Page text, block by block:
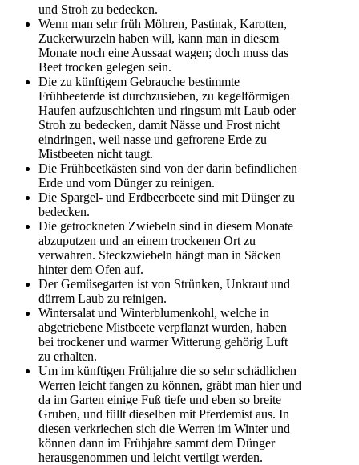
und Stroh zu bedecken.
Wenn man sehr früh Möhren, Pastinak, Karotten,
Zuckerwurzeln haben will, kann man in diesem
Monate noch eine Aussaat wagen; doch muss das
Beet trocken gelegen sein.
Die zu künftigem Gebrauche bestimmte
Frühbeeterde ist durchzusieben, zu kegelförmigen
Haufen aufzuschichten und ringsum mit Laub oder
Stroh zu bedecken, damit Nässe und Frost nicht
eindringen, weil nasse und gefrorene Erde zu
Mistbeeten nicht taugt.
Die Frühbeetkästen sind von der darin befindlichen
Erde und vom Dünger zu reinigen.
Die Spargel- und Erdbeerbeete sind mit Dünger zu
bedecken.
Die getrockneten Zwiebeln sind in diesem Monate
abzuputzen und an einem trockenen Ort zu
verwahren. Steckzwiebeln hängt man in Säcken
hinter dem Ofen auf.
Der Gemüsegarten ist von Strünken, Unkraut und
dürrem Laub zu reinigen.
Wintersalat und Winterblumenkohl, welche in
abgetriebene Mistbeete verpflanzt wurden, haben
bei trockener und warmer Witterung gehörig Luft
zu erhalten.
Um im künftigen Frühjahre die so sehr schädlichen
Werren leicht fangen zu können, gräbt man hier und
da im Garten einige Fuß tiefe und eben so breite
Gruben, und füllt dieselben mit Pferdemist aus. In
diesen verkriechen sich die Werren im Winter und
können dann im Frühjahre sammt dem Dünger
herausgenommen und leicht vertilgt werden.